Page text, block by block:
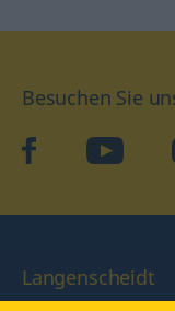
Besuchen Sie
facebook YouTube
Langenscheidt